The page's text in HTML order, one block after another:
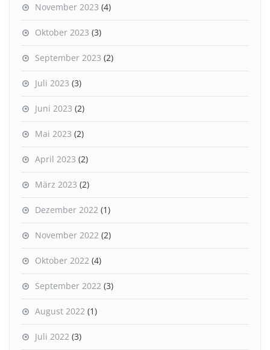
November 2023 (4)
Oktober 2023 (3)
September 2023 (2)
Juli 2023 (3)
Juni 2023 (2)
Mai 2023 (2)
April 2023 (2)
März 2023 (2)
Dezember 2022 (1)
November 2022 (2)
Oktober 2022 (4)
September 2022 (3)
August 2022 (1)
Juli 2022 (3)